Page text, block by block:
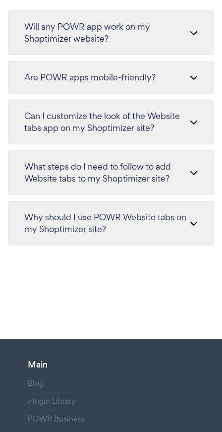
Will any POWR app work on my
Shoptimizer website?
Are POWR apps mobile-friendly?
Can I customize the look of the Website
tabs app on my Shoptimizer site?
What steps do I need to follow to add
Website tabs to my Shoptimizer site?
Why should I use POWR Website tabs on
my Shoptimizer site?
Main
Blog
Plugin Library
POWR Business